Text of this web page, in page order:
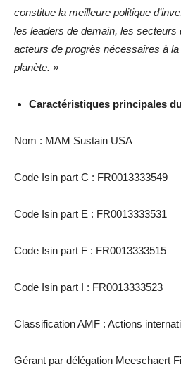
constitue la meilleure politique
les leaders de demain, les secteurs
acteurs de progrès nécessaires à
planète. »
Caractéristiques principales
Nom : MAM Sustain USA
Code Isin part C : FR0013333549
Code Isin part E : FR0013333531
Code Isin part F : FR0013333515
Code Isin part I : FR0013333523
Classification AMF : Actions
Gérant par délégation Meeschaert